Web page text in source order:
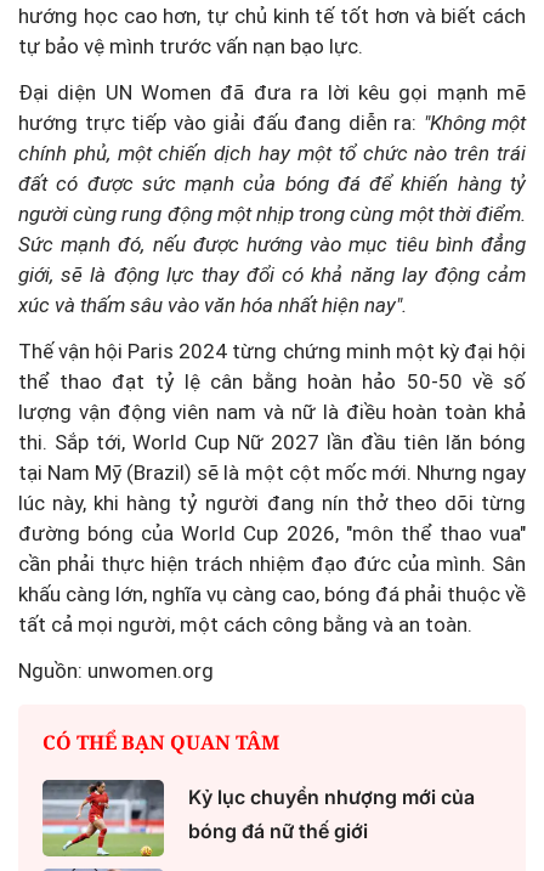
hướng học cao hơn, tự chủ kinh tế tốt hơn và biết cách
tự bảo vệ mình trước vấn nạn bạo lực.
Đại diện UN Women đã đưa ra lời kêu gọi mạnh mẽ
hướng trực tiếp vào giải đấu đang diễn ra: "Không một
chính phủ, một chiến dịch hay một tổ chức nào trên trái
đất có được sức mạnh của bóng đá để khiến hàng tỷ
người cùng rung động một nhịp trong cùng một thời điểm.
Sức mạnh đó, nếu được hướng vào mục tiêu bình đẳng
giới, sẽ là động lực thay đổi có khả năng lay động cảm
xúc và thấm sâu vào văn hóa nhất hiện nay".
Thế vận hội Paris 2024 từng chứng minh một kỳ đại hội
thể thao đạt tỷ lệ cân bằng hoàn hảo 50-50 về số
lượng vận động viên nam và nữ là điều hoàn toàn khả
thi. Sắp tới, World Cup Nữ 2027 lần đầu tiên lăn bóng
tại Nam Mỹ (Brazil) sẽ là một cột mốc mới. Nhưng ngay
lúc này, khi hàng tỷ người đang nín thở theo dõi từng
đường bóng của World Cup 2026, "môn thể thao vua"
cần phải thực hiện trách nhiệm đạo đức của mình. Sân
khấu càng lớn, nghĩa vụ càng cao, bóng đá phải thuộc về
tất cả mọi người, một cách công bằng và an toàn.
Nguồn: unwomen.org
CÓ THỂ BẠN QUAN TÂM
Kỷ lục chuyển nhượng mới của
bóng đá nữ thế giới